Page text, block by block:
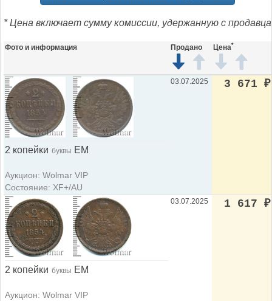
* Цена включает сумму комиссии, удержанную с продавца
Фото и информация Продано Цена*
2 копейки буквы ЕМ
Аукцион: Wolmar VIP
Состояние: XF+/AU
03.07.2025 3 671 ₽
2 копейки буквы ЕМ
Аукцион: Wolmar VIP
03.07.2025 1 617 ₽